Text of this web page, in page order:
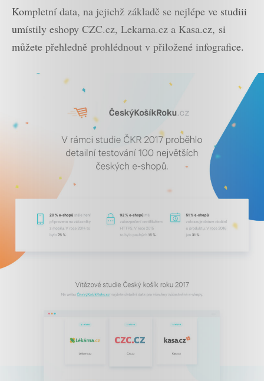
Kompletní data, na jejichž základě se nejlépe ve studiii
umístily eshopy CZC.cz, Lekarna.cz a Kasa.cz, si
můžete přehledně prohlédnout v přiložené infografice.